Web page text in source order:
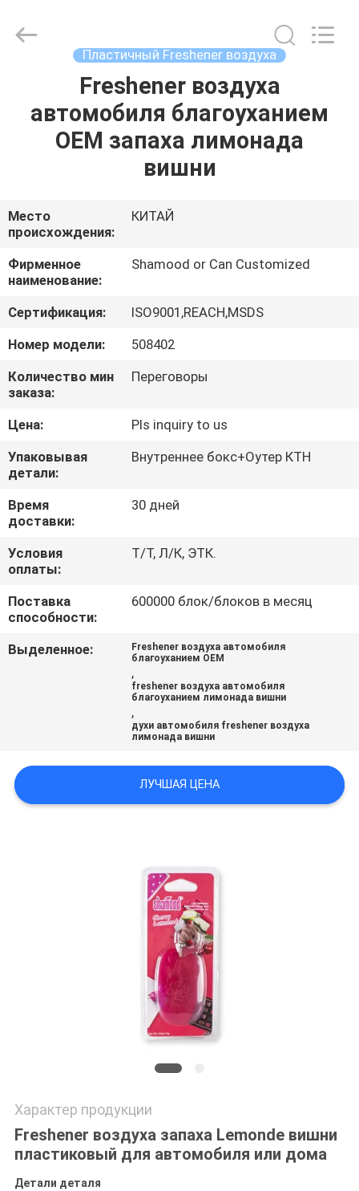
ПРОДУКТЫ
НАС
ПУТЕШЕСТВИЕ
ФАБРИКИ
ПРОВЕРКА
КАЧЕСТВА
СВЯЖИТЕСЬ
МЫ
НОВОСТИ
СПРОСИТЕ
ЦИТАТУ
САЙТА
Products
Пластичный Freshener воздуха
Freshener воздуха
автомобиля благоуханием
OEM запаха лимонада
вишни
Место
происхождения:
КИТАЙ
Фирменное
наименование:
Shamood or Can Customized
Сертификация:
ISO9001,REACH,MSDS
Номер модели:
508402
Количество мин
заказа:
Переговоры
Цена:
Pls inquiry to us
Упаковывая
детали:
Внутреннее бокс+Оутер КТН
Время
доставки:
30 дней
Условия
оплаты:
Т/Т, Л/К, ЭТК.
Поставка
способности:
600000 блок/блоков в месяц
Выделенное:
Freshener воздуха автомобиля
благоуханием OEM
,
freshener воздуха автомобиля
благоуханием лимонада вишни
,
духи автомобиля freshener воздуха
лимонада вишни
ЛУЧШАЯ ЦЕНА
Характер продукции
Freshener воздуха запаха Lemonde вишни
пластиковый для автомобиля или дома
Детали деталя